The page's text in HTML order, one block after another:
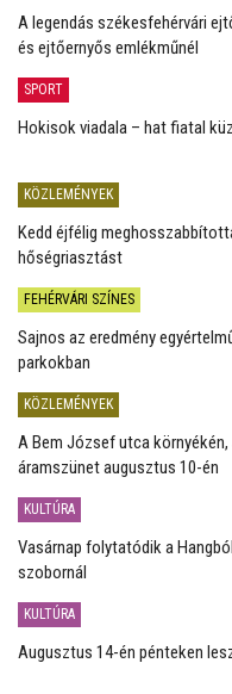
A legendás székesfehérvári
és ejtőernyős emlékműnél
SPORT
Hokisok viadala – hat fiatal
KÖZLEMÉNYEK
Kedd éjfélig
hőségriasztást
FEHÉRVÁRI SZÍNES
Sajnos az eredmény
parkokban
KÖZLEMÉNYEK
A Bem József utca
áramszünet augusztus 10-én
KULTÚRA
Vasárnap folytatódik a
szobornál
KULTÚRA
Augusztus 14-én pénteken